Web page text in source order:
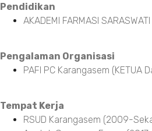
Pendidikan
AKADEMI FARMASI
Pengalaman Organisasi
PAFI PC Karangasem (KETUA
Tempat Kerja
RSUD Karangasem (2009-